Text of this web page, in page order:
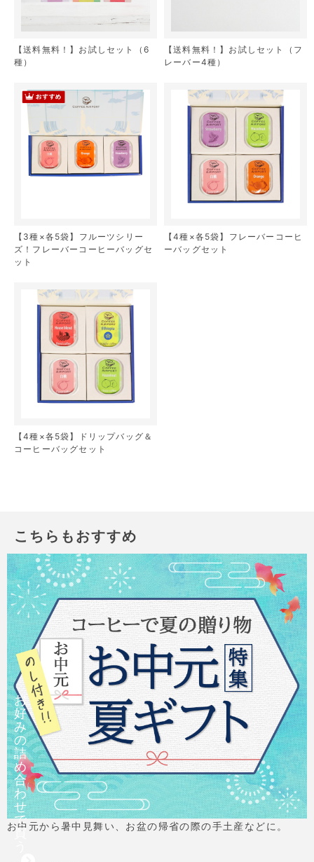
【送料無料！】お試しセット（6
種）
【送料無料！】お試しセット（フ
レーバー4種）
【3種×各5袋】フルーツシリー
ズ！フレーバーコーヒーバッグセ
ット
【4種×各5袋】フレーバーコーヒ
ーバッグセット
【4種×各5袋】ドリップバッグ＆
コーヒーバッグセット
こちらもおすすめ
お中元から暑中見舞い、お盆の帰省の際の手土産などに。
お
好
み
の
詰
め
合
わ
せ
で
買